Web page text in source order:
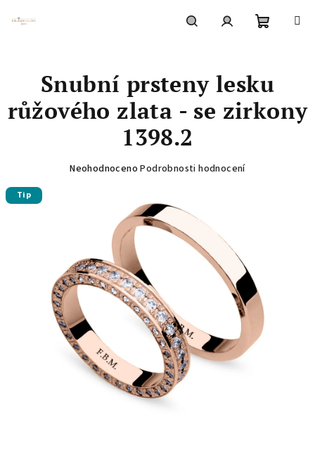
košík
Snubní prsteny lesku
růžového zlata - se zirkony
1398.2
Průměrné
hvězdiček.
Neohodnoceno Podrobnosti hodnocení
Tip